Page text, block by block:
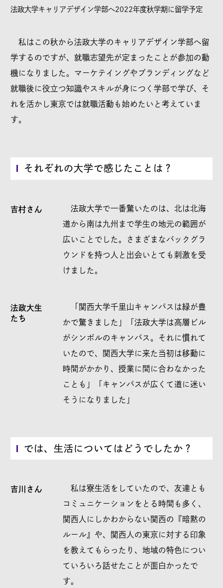
法政大学キャリアデザイン学部へ2022年度秋学期に留学予定
私はこの秋から法政大学のキャリアデザイン学部へ留
学するのですが、就職志望先が定まったことが参加の動
機になりました。マーケテイングやブランディングなど
就職後に役立つ知識やスキルが身につく学部で学び、そ
れを活かし東京では就職活動も始めたいと考えていま
す。
それぞれの大学で感じたことは？
吉村さん
法政大学で一番驚いたのは、北は北海
道から南は九州まで学生の地元の範囲が
広いことでした。さまざまなバックグラ
ウンドを持つ人と出会いとても刺激を受
けました。
法政大生
たち
「関西大学千里山キャンパスは緑が豊
かで驚きました」「法政大学は高層ビル
がシンボルのキャンパス。それに慣れて
いたので、関西大学に来た当初は移動に
時間がかかり、授業に間に合わなかった
ことも」「キャンパスが広くて道に迷い
そうになりました」
では、生活についてはどうでしたか？
吉川さん
私は寮生活をしていたので、友達とも
コミュニケーションをとる時間も多く、
関西人にしかわからない関西の『暗黙の
ルール』や、関西人の東京に対する印象
を教えてもらったり、地域の特色につい
ていろいろ話せたことが面白かったで
す。